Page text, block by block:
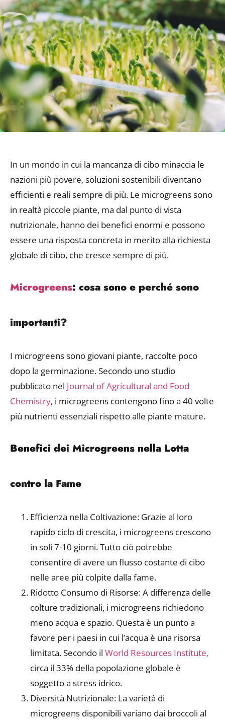
In un mondo in cui la mancanza di cibo minaccia le
nazioni più povere, soluzioni sostenibili diventano
efficienti e reali sempre di più. Le microgreens sono
in realtà piccole piante, ma dal punto di vista
nutrizionale, hanno dei benefici enormi e possono
essere una risposta concreta in merito alla richiesta
globale di cibo, che cresce sempre di più.
Microgreens: cosa sono e perché sono
importanti?
I microgreens sono giovani piante, raccolte poco
dopo la germinazione. Secondo uno studio
pubblicato nel Journal of Agricultural and Food
Chemistry, i microgreens contengono fino a 40 volte
più nutrienti essenziali rispetto alle piante mature.
Benefici dei Microgreens nella Lotta
contro la Fame
Efficienza nella Coltivazione: Grazie al loro
rapido ciclo di crescita, i microgreens crescono
in soli 7-10 giorni. Tutto ciò potrebbe
consentire di avere un flusso costante di cibo
nelle aree più colpite dalla fame.
Ridotto Consumo di Risorse: A differenza delle
colture tradizionali, i microgreens richiedono
meno acqua e spazio. Questa è un punto a
favore per i paesi in cui l’acqua è una risorsa
limitata. Secondo il World Resources Institute,
circa il 33% della popolazione globale è
soggetto a stress idrico.
Diversità Nutrizionale: La varietà di
microgreens disponibili variano dai broccoli al